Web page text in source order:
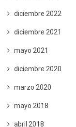
diciembre 2022
diciembre 2021
mayo 2021
diciembre 2020
marzo 2020
mayo 2018
abril 2018